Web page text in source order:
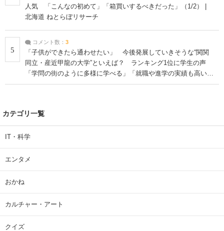
人気 「こんなの初めて」「箱買いするべきだった」（1/2） |
北海道 ねとらぼリサーチ
5
コメント数： 3
「子供ができたら通わせたい」 今後発展していきそうな“関関
同立・産近甲龍の大学”といえば？ ランキング1位に学生の声
「学問の街のように多様に学べる」「就職や進学の実績も高い」
| 大学 ねとらぼリサーチ
カテゴリ一覧
IT・科学
エンタメ
おかね
カルチャー・アート
クイズ